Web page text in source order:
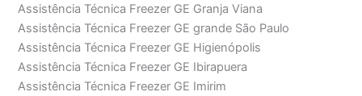
Assistência Técnica Freezer GE Granja Viana
Assistência Técnica Freezer GE grande São Paulo
Assistência Técnica Freezer GE Higienópolis
Assistência Técnica Freezer GE Ibirapuera
Assistência Técnica Freezer GE Imirim